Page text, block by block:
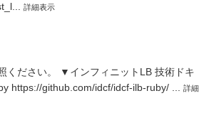
詳細表示
ください。 ▼インフィニットLB 技術ドキ
https://github.com/idcf/idcf-ilb-ruby/ ... 詳細